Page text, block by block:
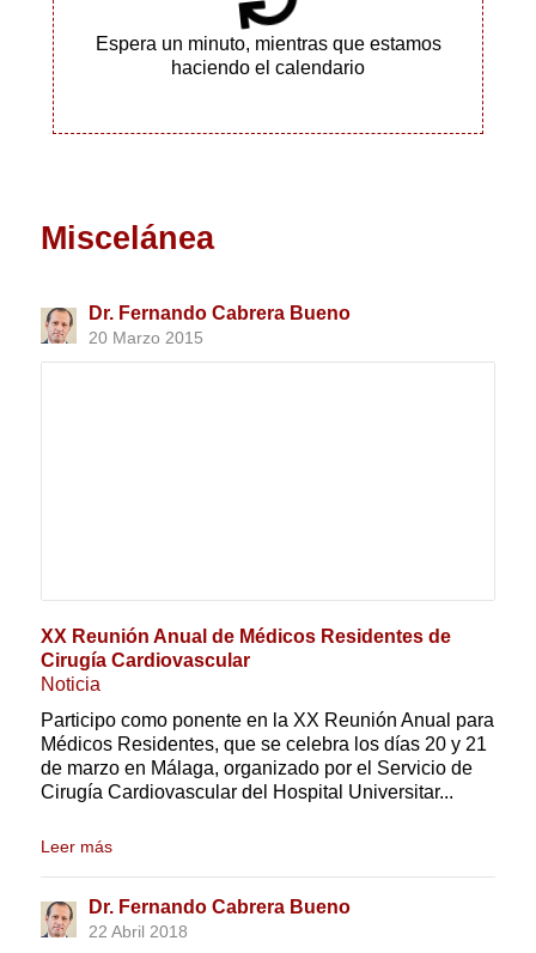
Espera un minuto, mientras que estamos
haciendo el calendario
Miscelánea
Dr. Fernando Cabrera Bueno
20 Marzo 2015
XX Reunión Anual de Médicos Residentes de
Cirugía Cardiovascular
Noticia
Participo como ponente en la XX Reunión Anual para
Médicos Residentes, que se celebra los días 20 y 21
de marzo en Málaga, organizado por el Servicio de
Cirugía Cardiovascular del Hospital Universitar...
Leer más
Dr. Fernando Cabrera Bueno
22 Abril 2018